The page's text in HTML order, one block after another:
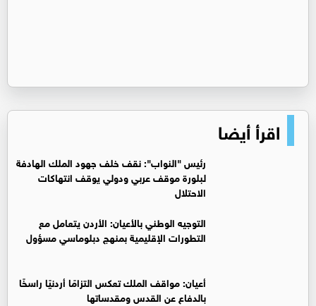
اقرأ أيضا
رئيس "النواب": نقف خلف جهود الملك الهادفة
لبلورة موقف عربي ودولي يوقف انتهاكات
الاحتلال
التوجيه الوطني بالأعيان: الأردن يتعامل مع
التطورات الإقليمية بمنهج دبلوماسي مسؤول
أعيان: مواقف الملك تعكس التزامًا أردنيًا راسخًا
بالدفاع عن القدس ومقدساتها